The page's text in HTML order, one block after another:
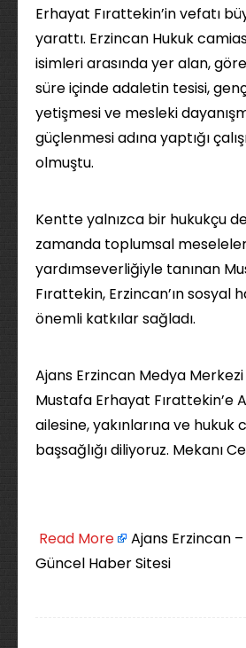
Erhayat Fırattekin’in vefatı
yarattı. Erzincan Hukuk
isimleri arasında yer alan,
süre içinde adaletin tesisi,
yetişmesi ve mesleki
güçlenmesi adına yaptığı
olmuştu.
Kentte yalnızca bir hukukçu
zamanda toplumsal
yardımseverliğiyle tanınan
Fırattekin, Erzincan’ın sosyal
önemli katkılar sağladı.
Ajans Erzincan Medya
Mustafa Erhayat Fırattekin’e
ailesine, yakınlarına ve hukuk
başsağlığı diliyoruz. Mekanı
Read More
Ajans Erzincan –
Güncel Haber Sitesi